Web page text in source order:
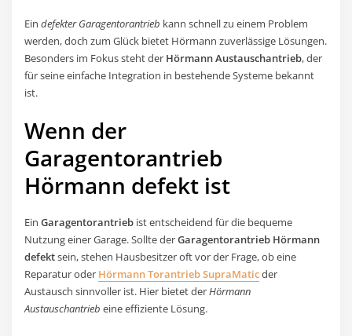
Eindefekter Garagentorantrieb kann schnell zu einem Problem
werden, doch zum Glück bietet Hörmann zuverlässige Lösungen.
Besonders im Fokus steht der Hörmann Austauschantrieb, der
für seine einfache Integration in bestehende Systeme bekannt
ist.
Wenn der
Garagentorantrieb
Hörmann defekt ist
EinGaragentorantrieb ist entscheidend für die bequeme
Nutzung einer Garage. Sollte derGaragentorantrieb Hörmann
defektsein, stehen Hausbesitzer oft vor der Frage, ob eine
Reparatur oder Hörmann Torantrieb SupraMaticder
Austausch sinnvoller ist. Hier bietet derHörmann
Austauschantrieb eine effiziente Lösung.